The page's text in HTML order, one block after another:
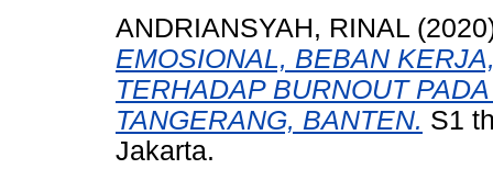
ANDRIANSYAH, RINAL
EMOSIONAL, BEBAN
TERHADAP BURNOUT
TANGERANG, BANTEN. S1
Jakarta.